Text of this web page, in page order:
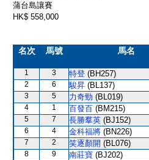
蒲台島讓賽
HK$ 558,000
名次 馬號 馬名
1 3 特登 (BH257)
2 6 駿昇 (BL137)
3 5 力奇勁 (BL019)
4 1 百發百 (BM215)
5 7 長勝羣英 (BJ152)
6 4 金科福將 (BN226)
7 2 笑逐顏開 (BL076)
8 9 南莊寶 (BJ202)